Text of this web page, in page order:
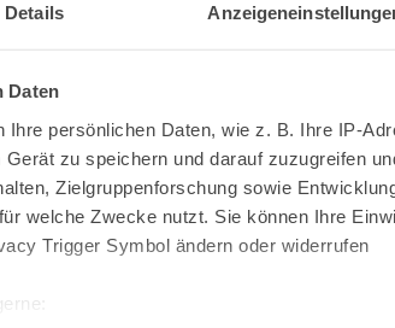
Details
Daten
Ihre persönlichen Daten, wie z. B. Ihre IP-
zu speichern und darauf zuzugreifen
Zielgruppenforschung sowie
welche Zwecke nutzt. Sie können Ihre
Trigger Symbol ändern oder widerrufen
von Ouro Preto